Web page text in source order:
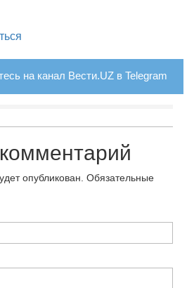
на канал Вести.UZ в Telegram
опубликован. Обязательные